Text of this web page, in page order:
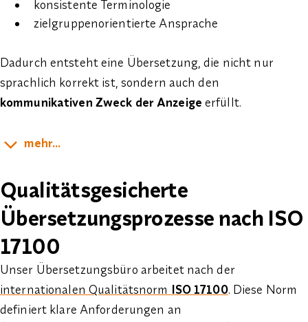
konsistente Terminologie
zielgruppenorientierte Ansprache
Dadurch entsteht eine Übersetzung, die nicht nur
sprachlich korrekt ist, sondern auch den
kommunikativen Zweck der Anzeige erfüllt.
mehr...
Qualitätsgesicherte
Übersetzungsprozesse nach ISO
17100
Unser Übersetzungsbüro arbeitet nach der
internationalen Qualitätsnorm ISO 17100. Diese Norm
definiert klare Anforderungen an